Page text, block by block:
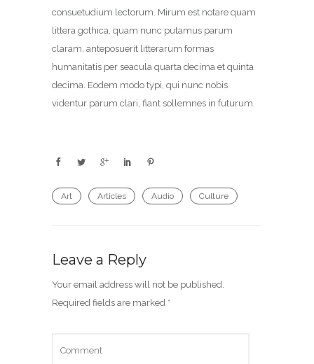
consuetudium lectorum. Mirum est notare quam
littera gothica, quam nunc putamus parum
claram, anteposuerit litterarum formas
humanitatis per seacula quarta decima et quinta
decima. Eodem modo typi, qui nunc nobis
videntur parum clari, fiant sollemnes in futurum.
Art Articles Audio Culture
Leave a Reply
Your email address will not be published.
Required fields are marked *